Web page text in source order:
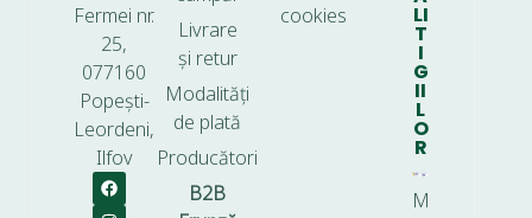
Fermei nr.
25,
077160
Popești-
Leordeni,
Ilfov
Livrare
și retur
Modalități
de plată
Producători
B2B
cookies
LI
T
I
G
II
L
O
R
M